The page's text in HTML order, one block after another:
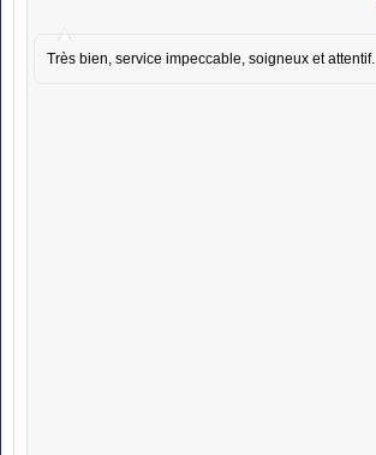
Très bien, service impeccable, soigneux et attentif.